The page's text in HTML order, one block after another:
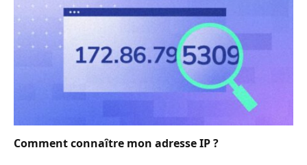
Comment connaître mon adresse IP ?